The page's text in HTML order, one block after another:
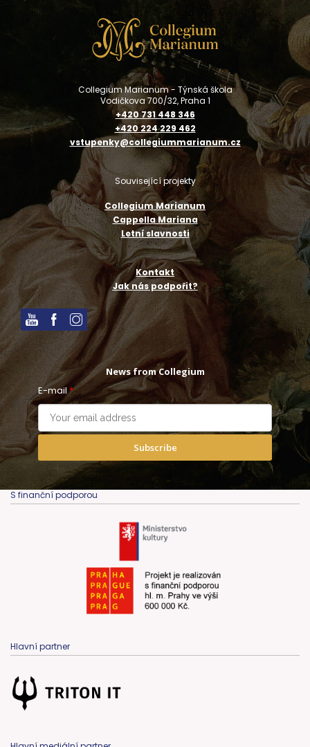
Collegium Marianum - Týnská škola
Vodičkova 700/32, Praha 1
+420 731 448 346
+420 224 229 462
vstupenky@collegiummarianum.cz
Související projekty
Collegium Marianum
Cappella Mariana
Letní slavnosti
Kontakt
Jak nás podpořit?
News from Collegium
E-mail*
Subscribe
S finanční podporou
Hlavní partner